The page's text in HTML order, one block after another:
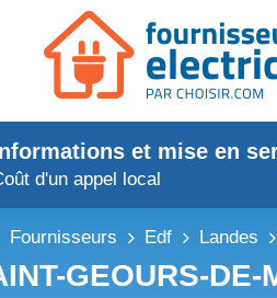
et mise en
d'un appel local
Fournisseurs Edf Landes
GEOURS-DE-